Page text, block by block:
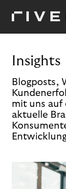
Insights
Blogposts,
mit uns auf
aktuelle